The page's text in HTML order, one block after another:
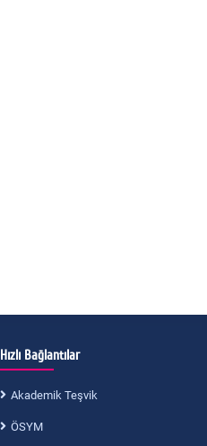
Hızlı Bağlantılar
Akademik Teşvik
ÖSYM